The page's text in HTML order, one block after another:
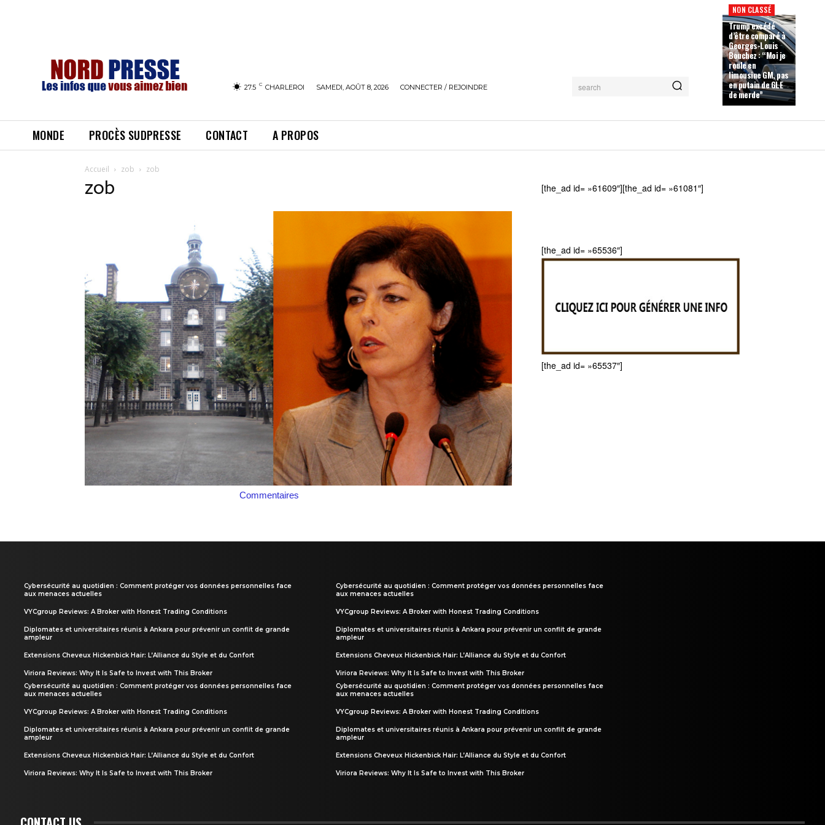
27.5 C CHARLEROI SAMEDI, AOÛT 8, 2026 CONNECTER / REJOINDRE search
NON CLASSÉ
Trump excédé
d’être comparé à
Georges-Louis
Bouchez : “Moi je
roule en
limousine GM, pas
en putain de GLE
de merde”
MONDE PROCÈS SUDPRESSE CONTACT A PROPOS
Accueil zob zob
zob
Commentaires
[the_ad id= »61609″][the_ad id= »61081″]
[the_ad id= »65536″]
[the_ad id= »65537″]
Cybersécurité au quotidien : Comment protéger vos données personnelles face
aux menaces actuelles
VYCgroup Reviews: A Broker with Honest Trading Conditions
Diplomates et universitaires réunis à Ankara pour prévenir un conflit de grande
ampleur
Extensions Cheveux Hickenbick Hair: L’Alliance du Style et du Confort
Viriora Reviews: Why It Is Safe to Invest with This Broker
Cybersécurité au quotidien : Comment protéger vos données personnelles face
aux menaces actuelles
VYCgroup Reviews: A Broker with Honest Trading Conditions
Diplomates et universitaires réunis à Ankara pour prévenir un conflit de grande
ampleur
Extensions Cheveux Hickenbick Hair: L’Alliance du Style et du Confort
Viriora Reviews: Why It Is Safe to Invest with This Broker
Cybersécurité au quotidien : Comment protéger vos données personnelles face
aux menaces actuelles
VYCgroup Reviews: A Broker with Honest Trading Conditions
Diplomates et universitaires réunis à Ankara pour prévenir un conflit de grande
ampleur
Extensions Cheveux Hickenbick Hair: L’Alliance du Style et du Confort
Viriora Reviews: Why It Is Safe to Invest with This Broker
Cybersécurité au quotidien : Comment protéger vos données personnelles face
aux menaces actuelles
VYCgroup Reviews: A Broker with Honest Trading Conditions
Diplomates et universitaires réunis à Ankara pour prévenir un conflit de grande
ampleur
Extensions Cheveux Hickenbick Hair: L’Alliance du Style et du Confort
Viriora Reviews: Why It Is Safe to Invest with This Broker